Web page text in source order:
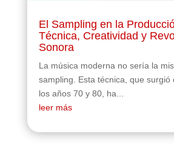
El Sampling en la
Técnica, Creatividad y
Sonora
La música moderna no sería la
sampling. Esta técnica, que surgió
los años 70 y 80, ha...
leer más